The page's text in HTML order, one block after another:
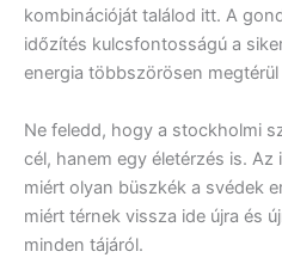
kombinációját találod itt. A
időzítés kulcsfontosságú a
energia többszörösen
Ne feledd, hogy a stockholmi
cél, hanem egy életérzés is.
miért olyan büszkék a svédek
miért térnek vissza ide újra és
minden tájáról.